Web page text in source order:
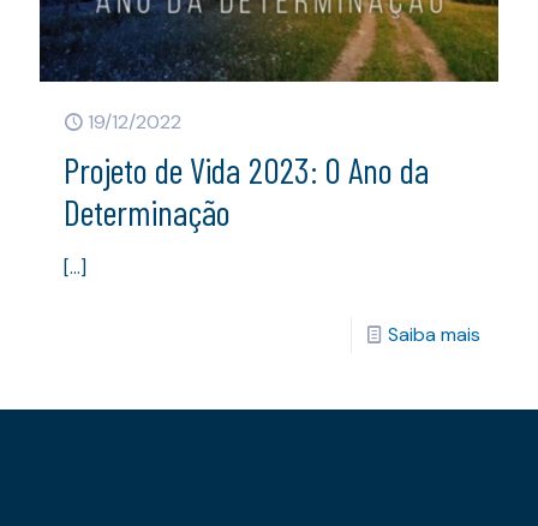
19/12/2022
Projeto de Vida 2023: O Ano da
Determinação
[…]
Saiba mais